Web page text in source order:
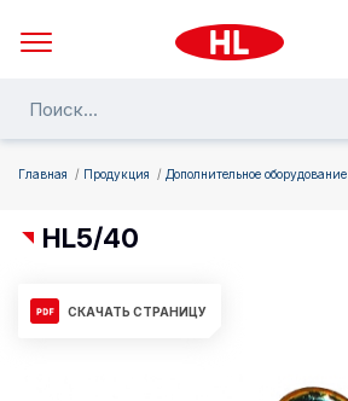
Главная Продукция Дополнительное оборудование
HL5/40
СКАЧАТЬ СТРАНИЦУ